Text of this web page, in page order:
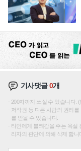
기사댓글0개
200자까지 쓰실 수 있습니다.
저작권 등 다른 사람의 권리
를 받을 수 있습니다.
타인에게 불쾌감을 주는 욕설
리자의 판단에 의해 삭제 합니